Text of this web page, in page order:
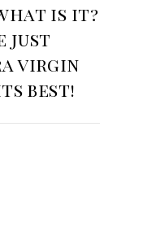
is it?
just
virgin
best!